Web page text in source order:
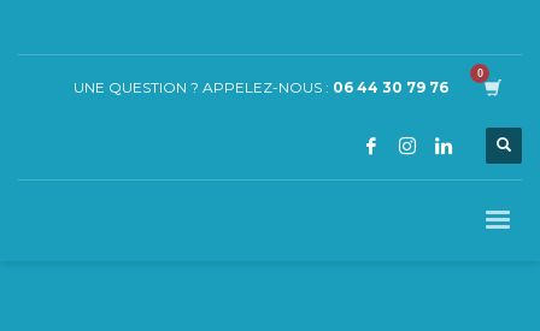
UNE QUESTION ? APPELEZ-NOUS : 06 44 30 79 76